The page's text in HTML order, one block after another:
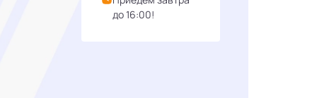
до 16:00!